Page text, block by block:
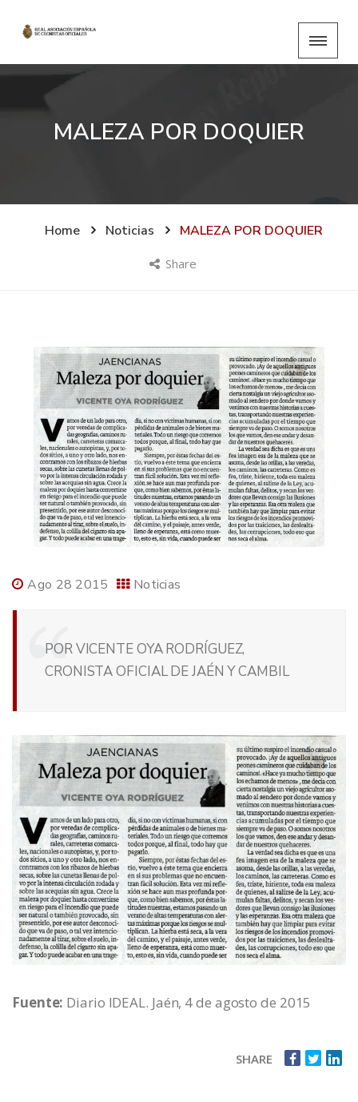
MALEZA POR DOQUIER
Home Noticias MALEZA POR DOQUIER
Share
Ago 28 2015 Noticias
POR VICENTE OYA RODRÍGUEZ,
CRONISTA OFICIAL DE JAÉN Y CAMBIL
Fuente: Diario IDEAL. Jaén, 4 de agosto de 2015
SHARE